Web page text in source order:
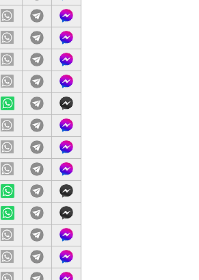
站
載
服
練習上課。因材施教，對不同學生
站
載
服
站
載
服
站
載
服
站
載
服
站
載
服
站
載
服
站
載
服
站
載
服
站
載
服
站
載
服
站
載
服
站
載
服